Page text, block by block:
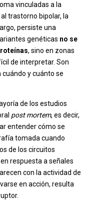
vinculadas a la
trastorno bipolar, la
persiste una
genéticas no se
, sino en zonas
de interpretar. Son
y cuánto se
de los estudios
post mortem, es decir,
entender cómo se
tomada cuando
de los circuitos
respuesta a señales
con la actividad de
en acción, resulta